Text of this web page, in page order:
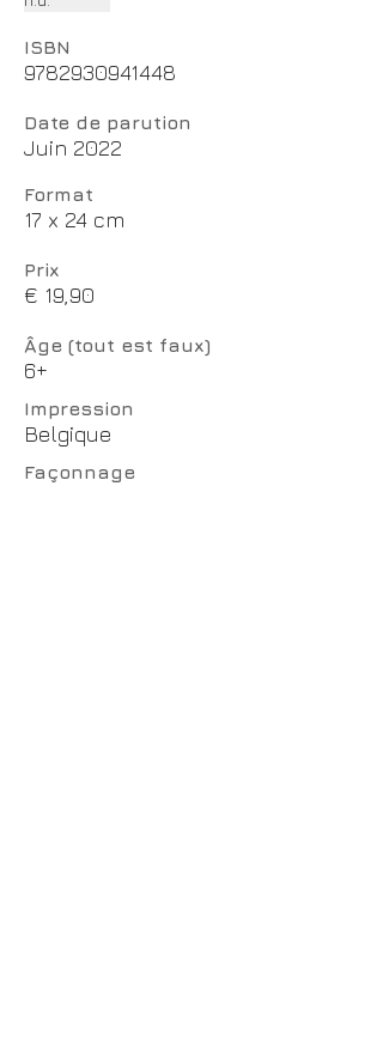
ISBN
9782930941448
Date de parution
Juin 2022
Format
17 x 24 cm
Prix
€ 19,90
Âge (tout est faux)
6+
Impression
Belgique
Façonnage